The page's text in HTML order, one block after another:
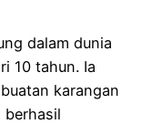
dalam dunia
10 tahun. Ia
karangan
berhasil